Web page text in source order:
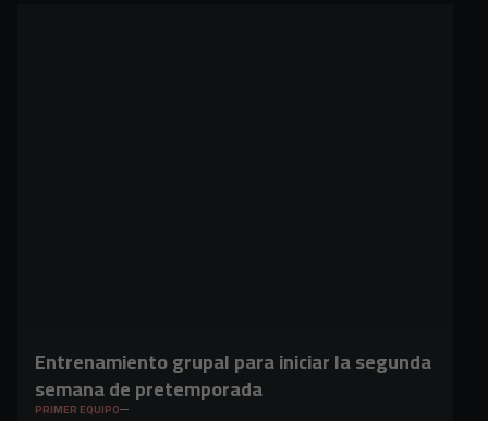
Entrenamiento grupal para iniciar la segunda
semana de pretemporada
PRIMER EQUIPO